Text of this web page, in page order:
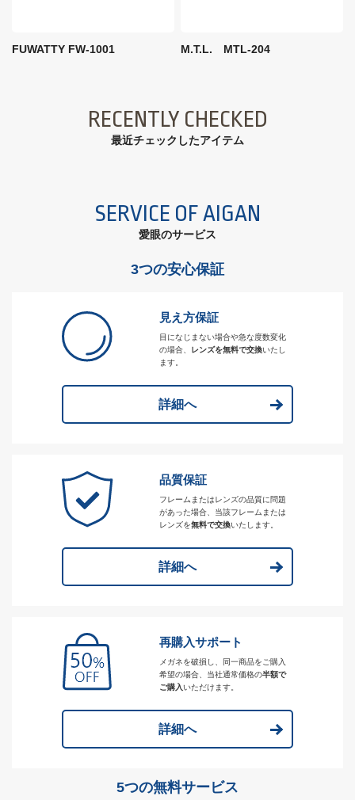
FUWATTY FW-1001 M.T.L. MTL-204
RECENTLY CHECKED
最近チェックしたアイテム
SERVICE OF AIGAN
愛眼のサービス
3つの安心保証
見え方保証
目になじまない場合や急な度数変化
の場合、
レンズを無料で交換いたし
ます。
詳細へ
品質保証
フレームまたはレンズの品質に問題
があった場合、当該フレームまたは
レンズを無料で交換いたします。
詳細へ
再購入サポート
メガネを破損し、同一商品をご購入
希望の場合、当社通常価格の半額で
ご購入いただけます。
詳細へ
5つの無料サービス